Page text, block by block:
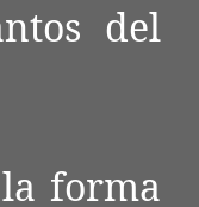
del
forma